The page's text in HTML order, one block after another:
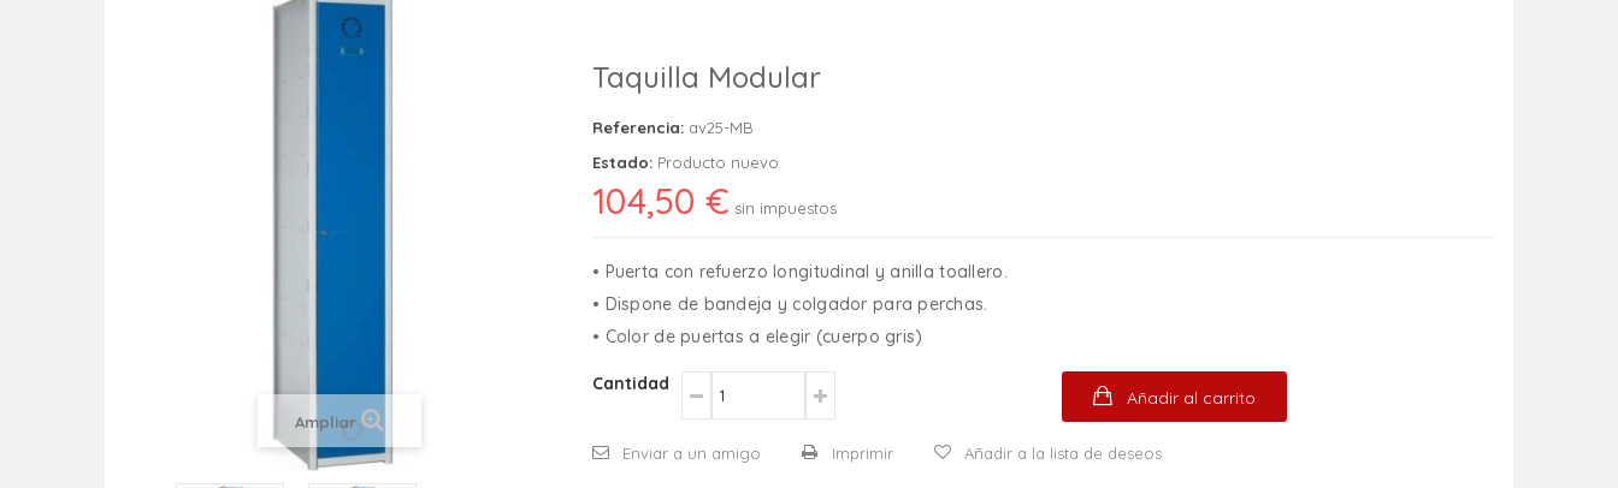
Ampliar
Taquilla Modular
Referencia: av25-MB
Estado: Producto nuevo
104,50 € sin impuestos
• Puerta con refuerzo longitudinal y anilla toallero.
• Dispone de bandeja y colgador para perchas.
• Color de puertas a elegir (cuerpo gris)
Cantidad
Añadir al carrito
Enviar a un amigo Imprimir Añadir a la lista de deseos